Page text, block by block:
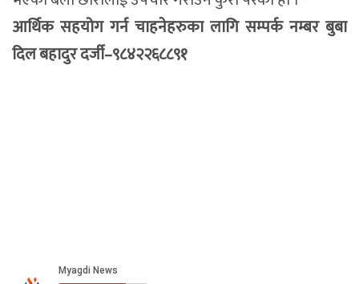
आर्थिक सहयोग गर्न चाहनेहरुका लागि सम्पर्क नम्बर बुबा
दिल बहादुर दर्जी–९८४२२६८८९१